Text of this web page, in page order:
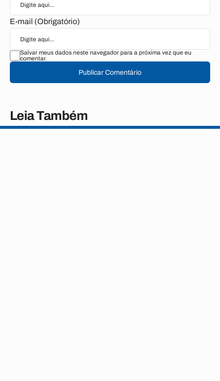
E-mail (Obrigatório)
Salvar meus dados neste navegador para a próxima vez que eu
comentar.
Publicar Comentário
Leia Também